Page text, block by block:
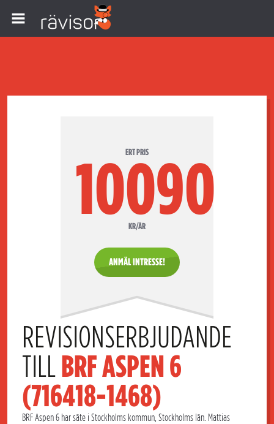
ERT PRIS
10090
KR/ÅR
ANMÄL INTRESSE!
REVISIONSERBJUDANDE
TILL BRF ASPEN 6
(716418-1468)
BRF Aspen 6 har säte i Stockholms kommun, Stockholms län. Mattias